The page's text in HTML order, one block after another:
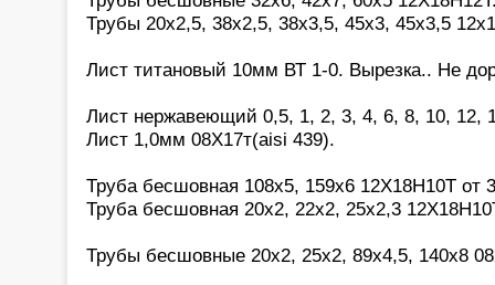
Трубы 20х2,5, 38х2,5, 38х3,5, 45х3, 45х3,5
Лист титановый 10мм ВТ 1-0. Вырезка.. Не
Лист нержавеющий 0,5, 1, 2, 3, 4, 6, 8, 10, 12,
Лист 1,0мм 08Х17т(aisi 439).
Труба бесшовная 108х5, 159х6 12Х18Н10Т от
Труба бесшовная 20х2, 22х2, 25х2,3
Трубы бесшовные 20х2, 25х2, 89х4,5, 140х8